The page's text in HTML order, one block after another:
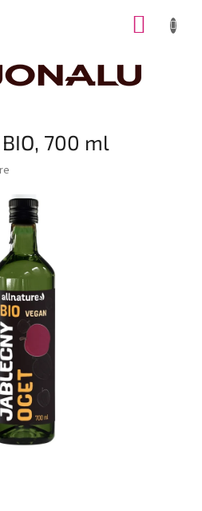
BIO, 700 ml